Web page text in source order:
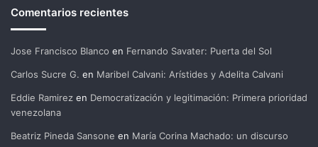
Comentarios recientes
Jose Francisco Blanco en Fernando Savater: Puerta del Sol
Carlos Sucre G. en Maribel Calvani: Arístides y Adelita Calvani
Eddie Ramirez en Democratización y legitimación: Primera prioridad
venezolana
Beatriz Pineda Sansone en María Corina Machado: un discurso